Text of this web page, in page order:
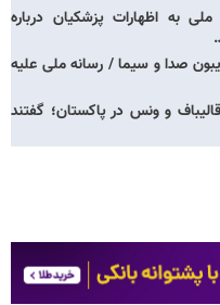
به اظهارات پزشکیان درباره
صدا و سیما / رسانه ملی علیه
و ونس در پاکستان؛ گفتند